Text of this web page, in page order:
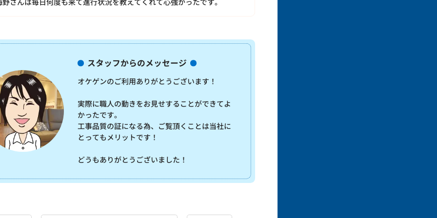
スタッフからのメッセージ
オケゲンのご利用ありがとうございます！
実際に職人の動きをお見せすることができてよ
かったです。
工事品質の証になる為、ご覧頂くことは当社に
とってもメリットです！
どうもありがとうございました！